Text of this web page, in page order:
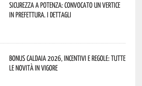
Sicurezza a Potenza: convocato un vertice
in Prefettura. I dettagli
Bonus caldaia 2026, incentivi e regole: tutte
le novità in vigore